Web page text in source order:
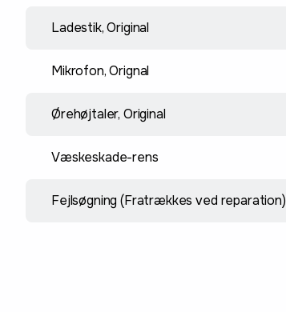
Ladestik, Original
Mikrofon, Orignal
Ørehøjtaler, Original
Væskeskade-rens
Fejlsøgning (Fratrækkes ved reparation)